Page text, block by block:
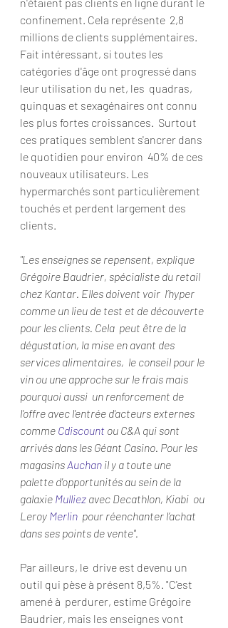
confinement. Cela représente  2,8
millions de clients supplémentaires.
Fait intéressant, si toutes les
catégories d'âge ont progressé dans
leur utilisation du net, les  quadras,
quinquas et sexagénaires ont connu
les plus fortes croissances.  Surtout
ces pratiques semblent s'ancrer dans
le quotidien pour environ  40% de ces
nouveaux utilisateurs. Les
hypermarchés sont particulièrement
touchés et perdent largement des
clients.
"Les enseignes se repensent, explique
Grégoire Baudrier, spécialiste du retail
chez Kantar. Elles doivent voir  l’hyper
comme un lieu de test et de découverte
pour les clients. Cela  peut être de la
dégustation, la mise en avant des
services alimentaires,  le conseil pour le
vin ou une approche sur le frais mais
pourquoi aussi  un renforcement de
l'offre avec l'entrée d'acteurs externes
comme Cdiscount ou C&A qui sont
arrivés dans les Géant Casino. Pour les
magasins Auchan il y a toute une
palette d'opportunités au sein de la
galaxie Mulliez avec Decathlon, Kiabi  ou
Leroy Merlin
  pour réenchanter l’achat
dans ses points de vente".
Par ailleurs, le  drive est devenu un
outil qui pèse à présent 8,5%. "C'est
amené à  perdurer, estime Grégoire
Baudrier, mais les enseignes vont